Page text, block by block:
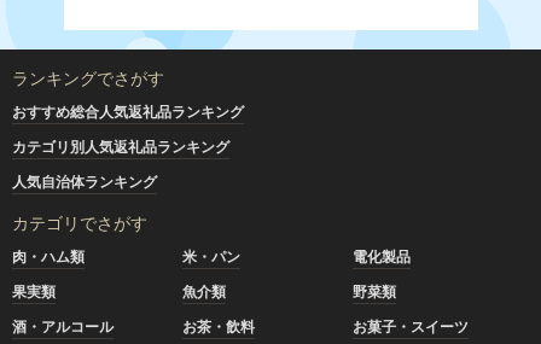
ランキングでさがす
おすすめ総合人気返礼品ランキング
カテゴリ別人気返礼品ランキング
人気自治体ランキング
カテゴリでさがす
肉・ハム類 米・パン
電化製品
果実類
魚介類
野菜類
酒・アルコール
お茶・飲料
お菓子・スイーツ